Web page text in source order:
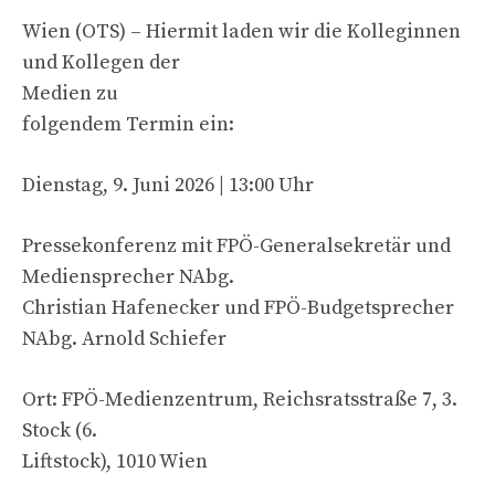
Wien (OTS) – Hiermit laden wir die Kolleginnen
und Kollegen der
Medien zu
folgendem Termin ein:
Dienstag, 9. Juni 2026 | 13:00 Uhr
Pressekonferenz mit FPÖ-Generalsekretär und
Mediensprecher NAbg.
Christian Hafenecker und FPÖ-Budgetsprecher
NAbg. Arnold Schiefer
Ort: FPÖ-Medienzentrum, Reichsratsstraße 7, 3.
Stock (6.
Liftstock), 1010 Wien